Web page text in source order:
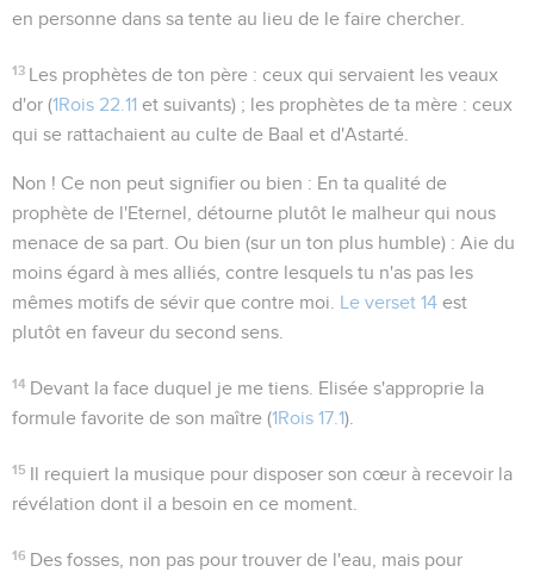
en personne dans sa tente au lieu de le faire chercher.
13 Les prophètes de ton père : ceux qui servaient les veaux
d'or (1Rois 22.11 et suivants) ; les prophètes de ta mère : ceux
qui se rattachaient au culte de Baal et d'Astarté.
Non ! Ce non peut signifier ou bien : En ta qualité de
prophète de l'Eternel, détourne plutôt le malheur qui nous
menace de sa part. Ou bien (sur un ton plus humble) : Aie du
moins égard à mes alliés, contre lesquels tu n'as pas les
mêmes motifs de sévir que contre moi. Le verset 14 est
plutôt en faveur du second sens.
14 Devant la face duquel je me tiens . Elisée s'approprie la
formule favorite de son maître (1Rois 17.1).
15 Il requiert la musique pour disposer son cœur à recevoir la
révélation dont il a besoin en ce moment.
16 Des fosses , non pas pour trouver de l'eau, mais pour